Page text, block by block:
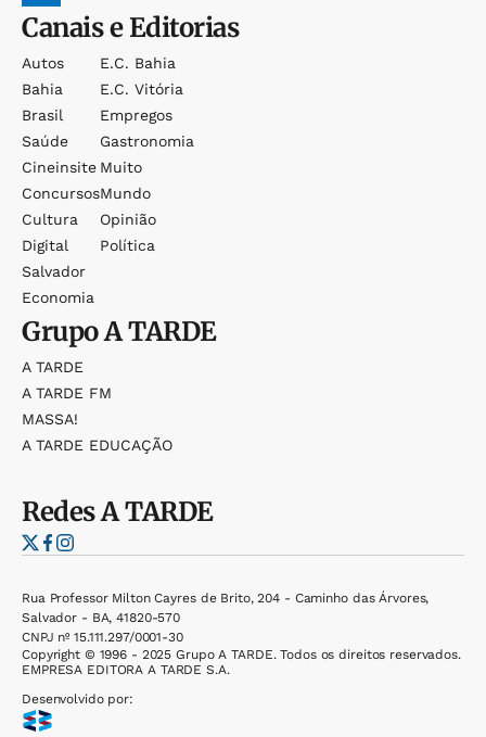
Canais e Editorias
Autos
Bahia
Brasil
Saúde
Cineinsite
Concursos
Cultura
Digital
Salvador
Economia
E.c. Bahia
E.c. Vitória
Empregos
Gastronomia
Muito
Mundo
Opinião
Política
GrupoA TARDE
A TARDE
A TARDE FM
MASSA!
A TARDE EDUCAÇÃO
RedesA TARDE
Rua Professor Milton Cayres de Brito, 204 - Caminho das Árvores,
Salvador - BA, 41820-570
CNPJ nº 15.111.297/0001-30
Copyright © 1996 - 2025 Grupo A TARDE. Todos os direitos reservados.
EMPRESA EDITORA A TARDE S.A.
Desenvolvido por: